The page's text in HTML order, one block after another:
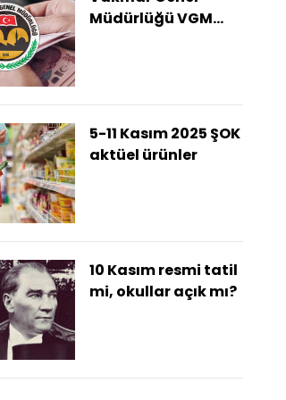
Müdürlüğü VGM
5-11 Kasım 2025 ŞOK
aktüel ürünler
10 Kasım resmi tatil
mi, okullar açık mı?